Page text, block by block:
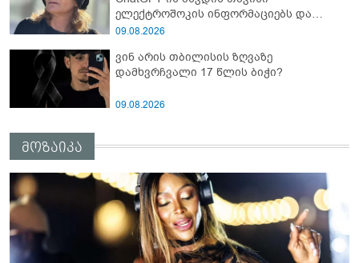
ელექტროშოკის ინფორმაციებს და
ეუბნება: გათიშავს თუ არა პიროვნებას,
გიგა ავალიანის დედა
09.08.2026
ვინ არის თბილისის ზღვაზე
დამხვრჩვალი 17 წლის ბიჭი?
09.08.2026
მოზაიკა